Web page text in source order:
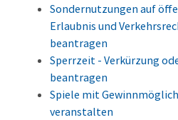
Sondernutzungen auf
Erlaubnis und
beantragen
Sperrzeit - Verkürzung
beantragen
Spiele mit
veranstalten